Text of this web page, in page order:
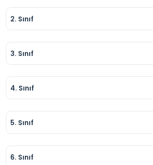
aracılığıyla farklı bakış açıları
öğrenciler; yaratıcılıklarını
etkileşime girme fırsatı bulurlar.
2. Sınıf
3. Sınıf
4. Sınıf
5. Sınıf
6. Sınıf